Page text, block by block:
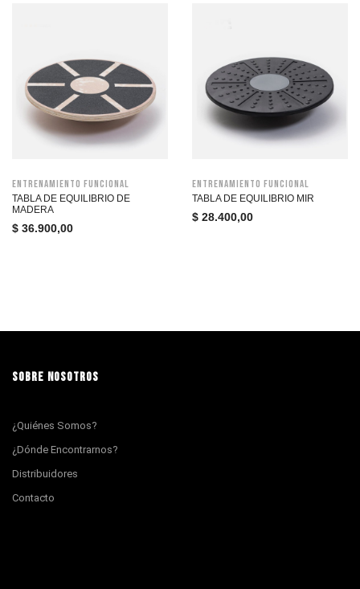
Entrenamiento funcional
TABLA DE EQUILIBRIO DE
MADERA
$ 36.900,00
Entrenamiento funcional
TABLA DE EQUILIBRIO MIR
$ 28.400,00
SOBRE NOSOTROS
¿Quiénes Somos?
¿Dónde Encontrarnos?
Distribuidores
Contacto